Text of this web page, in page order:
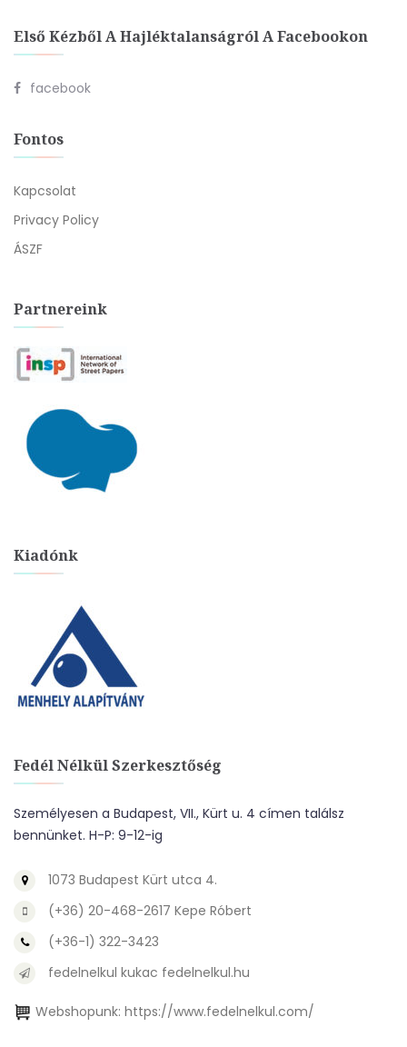
Első Kézből A Hajléktalanságról A Facebookon
facebook
Fontos
Kapcsolat
Privacy Policy
ÁSZF
Partnereink
Kiadónk
Fedél Nélkül Szerkesztőség
Személyesen a Budapest, VII., Kürt u. 4 címen találsz
bennünket. H-P: 9-12-ig
1073 Budapest Kürt utca 4.
(+36) 20-468-2617 Kepe Róbert
(+36-1) 322-3423
fedelnelkul kukac fedelnelkul.hu
Webshopunk: https://www.fedelnelkul.com/